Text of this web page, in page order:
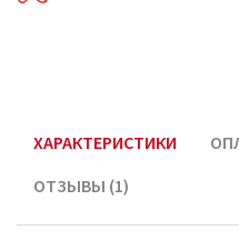
ХАРАКТЕРИСТИКИ
ОТЗЫВЫ (1)